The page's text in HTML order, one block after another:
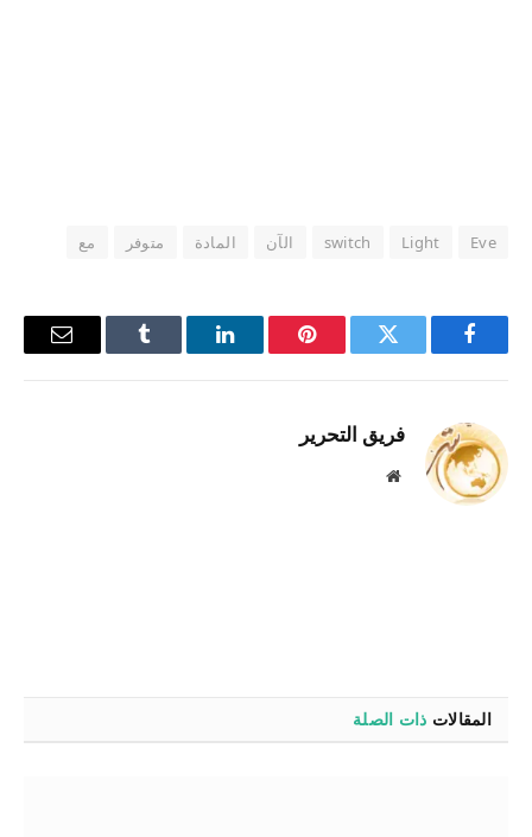
Eve
Light
switch الآن المادة متوفر مع
فيسبوك تويتر بينتيريستلينكدإن Tumblr
البريد
فريق التحرير
موقع
المقالات ذات الصلة